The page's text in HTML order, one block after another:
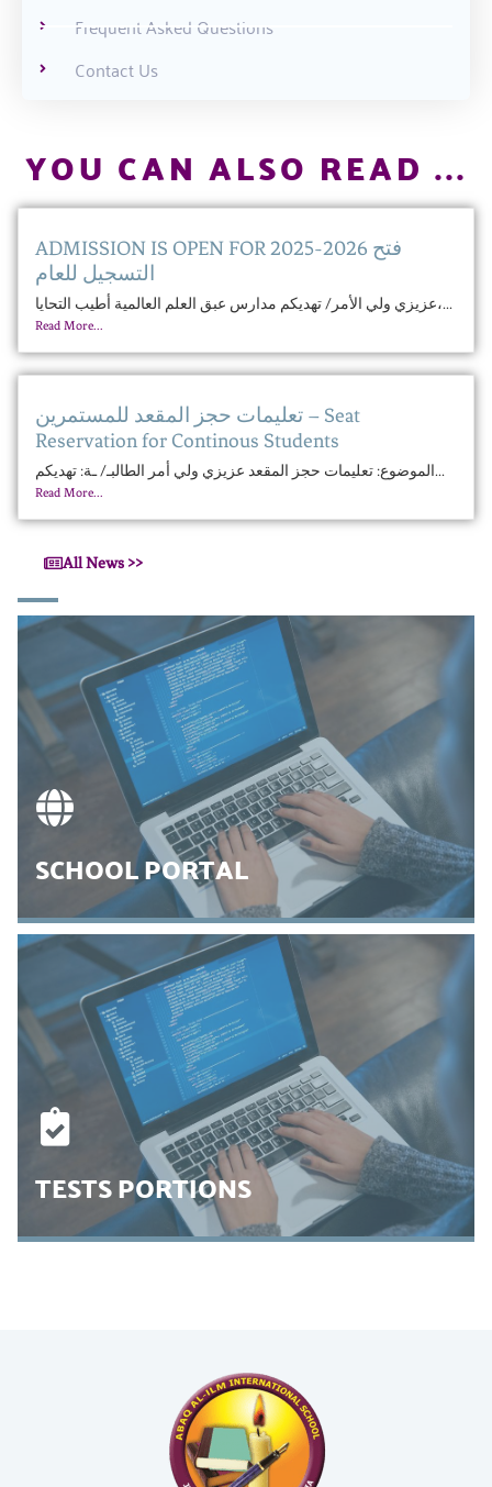
Frequent Asked Questions
Contact Us
YOU CAN ALSO READ ...
ADMISSION IS OPEN FOR 2025-2026 فتح
التسجيل للعام
عزيزي ولي الأمر/ تهديكم مدارس عبق العلم العالمية أطيب التحايا،...
Read More...
تعليمات حجز المقعد للمستمرين – Seat
Reservation for Continous Students
الموضوع: تعليمات حجز المقعد عزيزي ولي أمر الطالبـ/ ـة: تهديكم...
Read More...
All News >>
SCHOOL PORTAL
SCHOOL PORTAL
Here you can find the most important direct links to frequently used
pages and websites for students, parents, teachers, and visitors.
CLICK HERE
TESTS PORTIONS
To know your exams and test portions , available for the main tests,
auxiliary tests and final tests.